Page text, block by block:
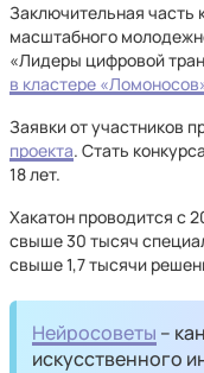
Заключительная часть
масштабного
«Лидеры цифровой
в кластере
Заявки от участников
проекта. Стать
18 лет.
Хакатон проводится с
свыше 30 тысяч
свыше 1,7 тысячи
Нейросоветы –
искусственного